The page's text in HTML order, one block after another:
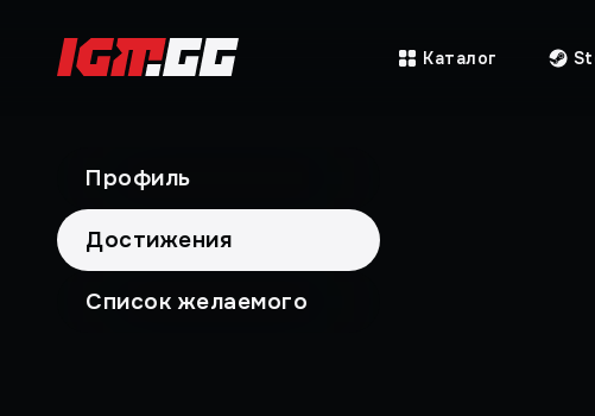
Каталог
Профиль
Достижения
Список желаемого